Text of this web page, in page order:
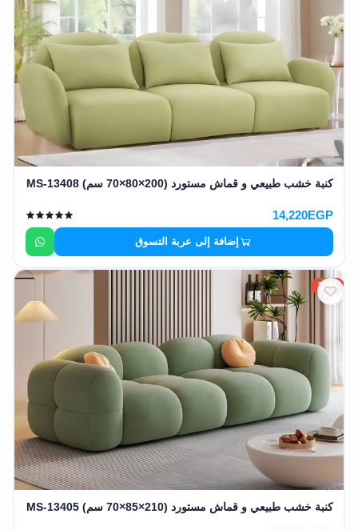
أثاث
كافيهات
ومطاعم
وفنادق
حواجز
خزانات
أدوات
نظافة
EN
تسجيل
الدخول
اشترك
الآن
كنبة خشب طبيعي و قماش مستورد (200×80×70 سم) MS-13408
14,220EGP
إضافة إلى عربة التسوق
15%
كنبة خشب طبيعي و قماش مستورد (210×85×70 سم) MS-13405